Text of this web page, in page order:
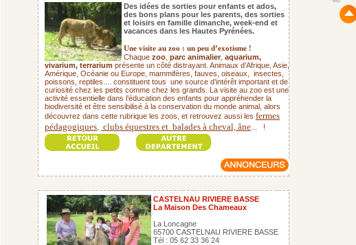
Des idées de sorties pour enfants et ados,
des bons plans pour les parents, des sorties
et loisirs en famille dimanche, week-end et
vacances dans les Hautes Pyrénées.
Une visite au zoo : un peu d’exotisme !
Chaque zoo parc animalier, aquarium,
vivarium, terrarium présente un côté distrayant. Animaux d’Afrique, Asie,
Amérique, Océanie ou Europe, mammifères, fauves, oiseaux,
insectes,
poissons, reptiles.... constituent tous une source d’intérêt important et de
curiosité chez les petits comme chez les grands. La visite au zoo est une
activité essentielle dans l’éducation des enfants pour appréhender la
biodiversité et être sensibilisé à la conservation du monde animal, alors
découvrez dans cette rubrique les zoos, et retrouvez aussi les fermes
pédagogiques clubs équestres et balades à cheval, âne !
CASTELNAU RIVIERE BASSE
La Maison Des Chameaux
La Loncagne
65700 CASTELNAU RIVIERE BASSE
Tél : 05 62 33 36 24